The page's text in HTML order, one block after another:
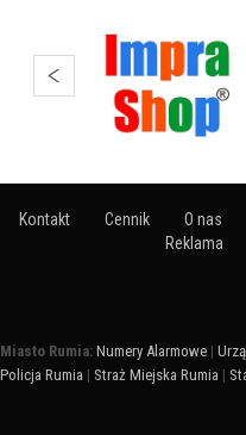
Kontakt Cennik O nas
Reklama
Miasto Rumia: Numery Alarmowe |
Policja Rumia | Straż Miejska Rumia |